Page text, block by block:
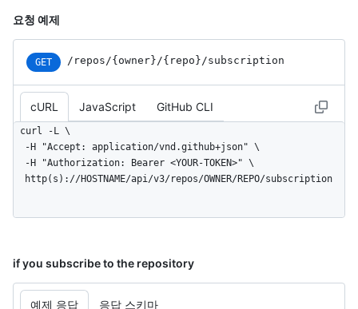
요청 예제
GET /repos /{owner} /{repo} /subscription
cURL JavaScript GitHub CLI
curl -L \
  http(s)://HOSTNAME/api/v3/repos/OWNER/REPO/subscription
if you subscribe to the repository
예제 응답 응답 스키마